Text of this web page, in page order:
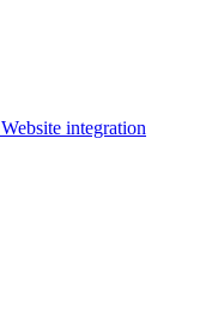
Website integration